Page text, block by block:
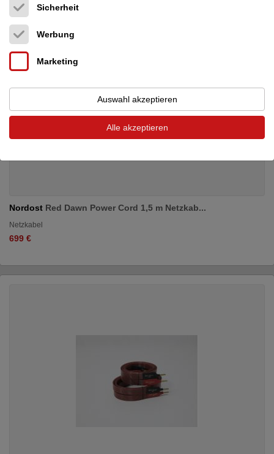
Nordost Red Dawn Power Cord 1,5 m Netzkab...
Netzkabel
699 €
Sicherheit
Werbung
Marketing
Auswahl akzeptieren
Alle akzeptieren